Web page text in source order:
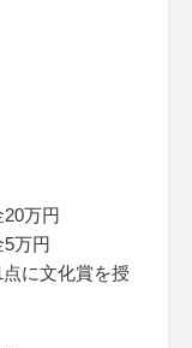
万円
万円
に文化賞を授